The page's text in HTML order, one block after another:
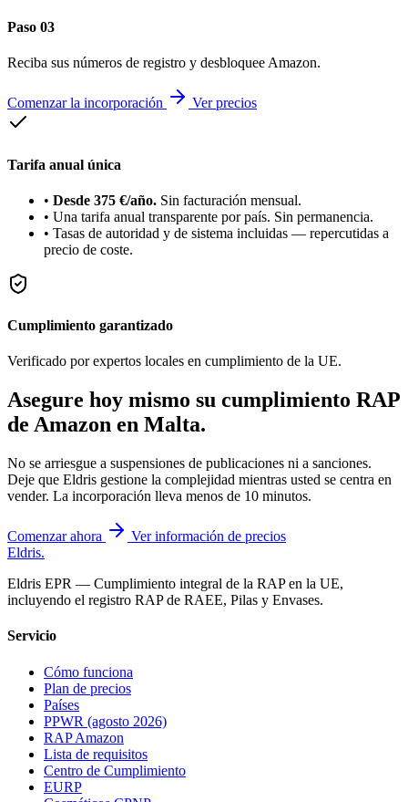
Paso 03
Reciba sus números de registro y desbloquee Amazon.
Comenzar la incorporación Ver precios
Tarifa anual única
• Desde 375 €/año. Sin facturación mensual.
• Una tarifa anual transparente por país. Sin permanencia.
• Tasas de autoridad y de sistema incluidas — repercutidas a
precio de coste.
Cumplimiento garantizado
Verificado por expertos locales en cumplimiento de la UE.
Asegure hoy mismo su cumplimiento RAP
de Amazon en Malta.
No se arriesgue a suspensiones de publicaciones ni a sanciones.
Deje que Eldris gestione la complejidad mientras usted se centra en
vender. La incorporación lleva menos de 10 minutos.
Comenzar ahora
Ver información de precios
Eldris.
Eldris EPR — Cumplimiento integral de la RAP en la UE,
incluyendo el registro RAP de RAEE, Pilas y Envases.
Servicio
Cómo funciona
Plan de precios
Países
PPWR (agosto 2026)
RAP Amazon
Lista de requisitos
Centro de Cumplimiento
EURP